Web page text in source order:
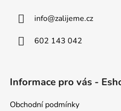
info@zalijeme.cz
602 143 042
Informace pro vás -
Obchodní podmínky